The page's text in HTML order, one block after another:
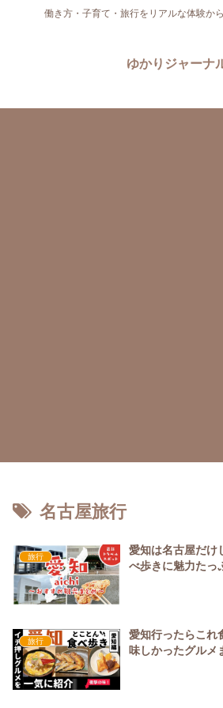
働き方・子育て・旅行をリアルな体験か
ゆかりジャーナ
名古屋旅行
旅行
愛知は名古屋だけ
べ歩きに魅力たっ
旅行
愛知行ったらこれ
味しかったグルメ